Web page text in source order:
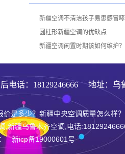
新疆空调不清洁孩子易患感冒
圆柱形新疆空调的优缺点
新疆空调闲置时期该如何维护？
电话：18129246666 地址：乌
是多少？新疆中央空调质量怎么样
,新疆乌鲁木齐空调,电话
新icp备19000601号